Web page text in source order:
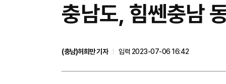
충남도, 힘쎈충남
(충남)허희만 기자 입력 2023-07-06 16:42